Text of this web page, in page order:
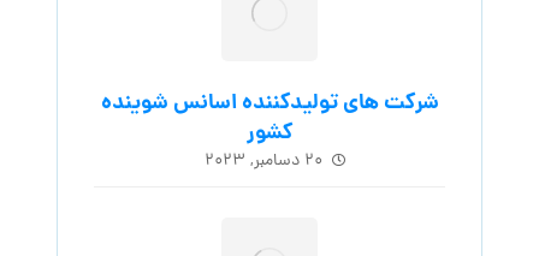
شرکت های تولیدکننده اسانس شوینده
کشور
۲۰ دسامبر, ۲۰۲۳